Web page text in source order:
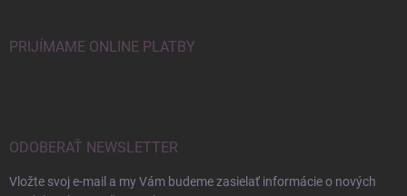
PRIJÍMAME ONLINE PLATBY
ODOBERAŤ NEWSLETTER
Vložte svoj e-mail a my Vám budeme zasielať informácie o nových